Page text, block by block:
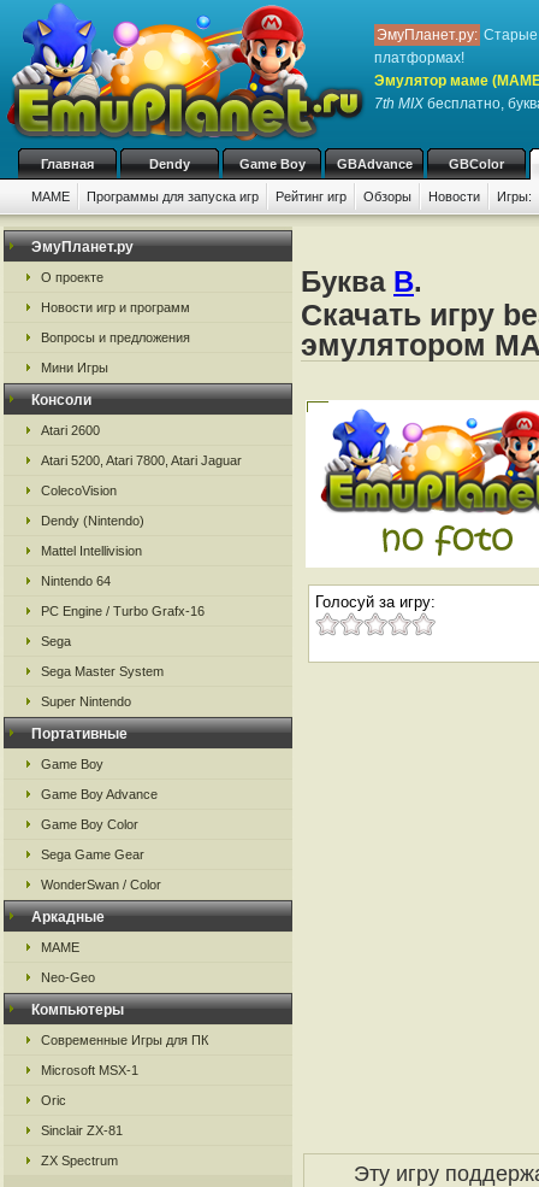
ЭмуПланет.ру: Старые
платформах!
Эмулятор маме
7th MIX бесплатно,
Главная Dendy Game Boy GBAdvance GBColor
MAME Программы для запуска игр Рейтинг игр Обзоры Новости Игры:
ЭмуПланет.ру
О проекте
Новости игр и программ
Вопросы и предложения
Мини Игры
Консоли
Atari 2600
Atari 5200, Atari 7800, Atari Jaguar
ColecoVision
Dendy (Nintendo)
Mattel Intellivision
Nintendo 64
PC Engine / Turbo Grafx-16
Sega
Sega Master System
Super Nintendo
Портативные
Game Boy
Game Boy Advance
Game Boy Color
Sega Game Gear
WonderSwan / Color
Аркадные
MAME
Neo-Geo
Компьютеры
Современные Игры для ПК
Microsoft MSX-1
Oric
Sinclair ZX-81
ZX Spectrum
Буква B.
Скачать игру
эмулятором
Голосуй за игру:
Эту игру